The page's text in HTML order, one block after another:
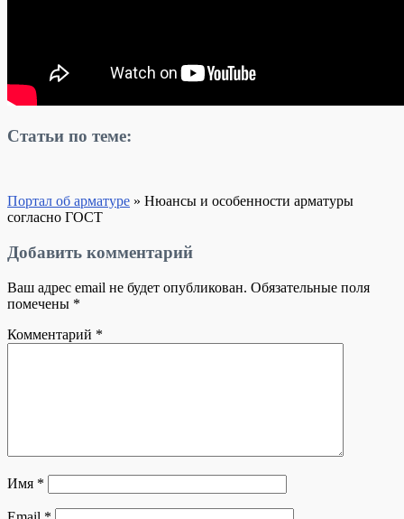
Статьи по теме:
Портал об арматуре » Нюансы и особенности арматуры
согласно ГОСТ
Добавить комментарий
Ваш адрес email не будет опубликован. Обязательные поля
помечены *
Комментарий *
Имя *